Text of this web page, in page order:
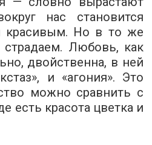
нас становится
красивым. Но в то же
страдаем. Любовь, как
двойственна, в ней
и «агония». Это
можно сравнить с
есть красота цветка и